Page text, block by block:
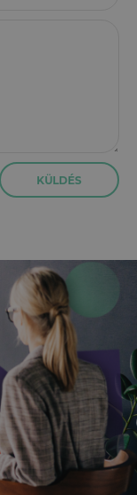
KÜLDÉS